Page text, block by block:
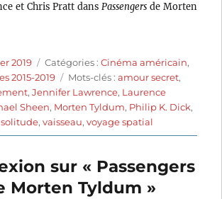
et Chris Pratt dans Passengersde Morten
2019 Catégories
Catégories :Cinéma américain,
2015-2019
Étiquettes
Mots-clés :amour secret,
,Jennifer Lawrence, Laurence
Sheen, Morten Tyldum, Philip K. Dick,
solitude,vaisseau,voyage spatial
sur « Passengers
Morten Tyldum »